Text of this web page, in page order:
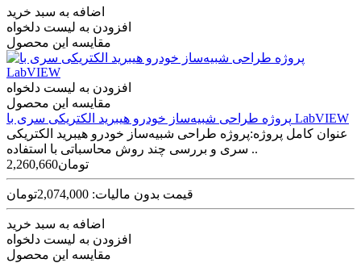
اضافه به سبد خرید
افزودن به لیست دلخواه
مقایسه این محصول
افزودن به لیست دلخواه
مقایسه این محصول
پروژه طراحی شبیه‌ساز خودرو هیبرید الکتریکی سری با LabVIEW
عنوان کامل پروژه:پروژه طراحی شبیه‌ساز خودرو هیبرید الکتریکی
سری و بررسی چند روش محاسباتی با استفاده ..
2,260,660تومان
قیمت بدون مالیات: 2,074,000تومان
اضافه به سبد خرید
افزودن به لیست دلخواه
مقایسه این محصول